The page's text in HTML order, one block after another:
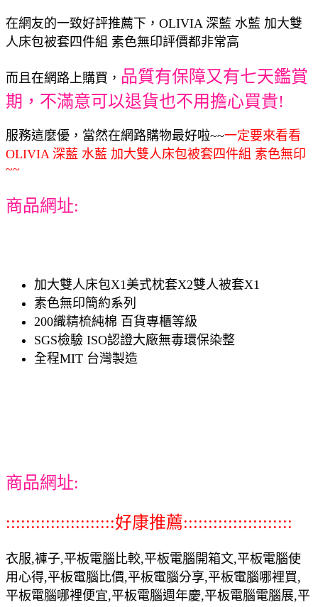
在網友的一致好評推薦下，OLIVIA 深藍 水藍 加大雙
人床包被套四件組 素色無印評價都非常高
而且在網路上購買， 品質有保障又有七天鑑賞
期，不滿意可以退貨也不用擔心買貴!
服務這麼優，當然在網路購物最好啦~~一定要來看看
OLIVIA 深藍 水藍 加大雙人床包被套四件組 素色無印
~~
商品網址:
加大雙人床包X1美式枕套X2雙人被套X1
素色無印簡約系列
200織精梳純棉 百貨專櫃等級
SGS檢驗 ISO認證大廠無毒環保染整
全程MIT 台灣製造
商品網址:
::::::::::::::::::::::好康推薦::::::::::::::::::::::
衣服,褲子,平板電腦比較,平板電腦開箱文,平板電腦使
用心得,平板電腦比價,平板電腦分享,平板電腦哪裡買,
平板電腦哪裡便宜,平板電腦週年慶,平板電腦電腦展,平